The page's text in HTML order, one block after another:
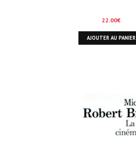
22.00€
AJOUTER AU PANIER